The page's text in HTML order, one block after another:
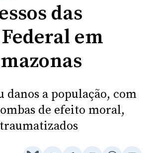
das
em
danos a população, com
de efeito moral,